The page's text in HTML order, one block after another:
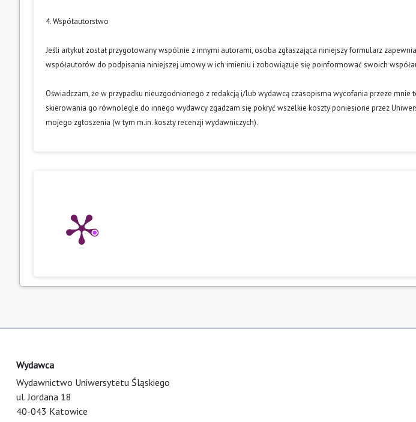
4. Współautorstwo
Jeśli artykuł został przygotowany wspólnie z innymi autorami, osoba zgłaszająca niniejszy formularz
współautorów do podpisania niniejszej umowy w ich imieniu i zobowiązuje się poinformować swoich
Oświadczam, że w przypadku nieuzgodnionego z redakcją i/lub wydawcą czasopisma wycofania przeze mnie
skierowania go równolegle do innego wydawcy zgadzam się pokryć wszelkie koszty poniesione przez
mojego zgłoszenia (w tym m.in. koszty recenzji wydawniczych).
Wydawca
Wydawnictwo Uniwersytetu Śląskiego
ul. Jordana 18
40-043 Katowice